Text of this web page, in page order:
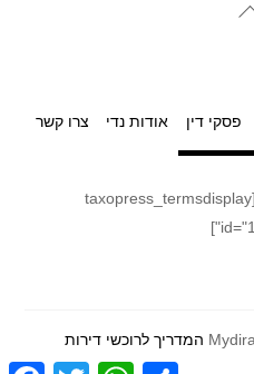
Back
פסקי דין אודות נדי צרו קשר
[taxopress_termsdisplay
id="1"]
המדריך לרוכשי דירות
F T W S